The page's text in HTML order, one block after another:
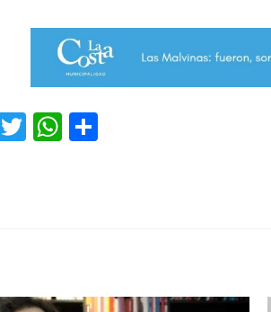
Facebook
TwitterWhatsApp